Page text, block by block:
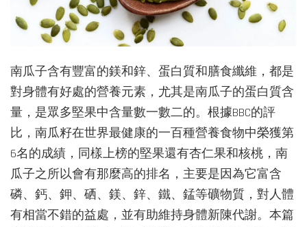
南瓜子含有豐富的鎂和鋅、蛋白質和膳食纖維，都是
對身體有好處的營養元素，尤其是南瓜子的蛋白質含
量，是眾多堅果中含量數一數二的。根據BBC的評
比，南瓜籽在世界最健康的一百種營養食物中榮獲第
6名的成績，同樣上榜的堅果還有杏仁果和核桃，南
瓜子之所以會有那麼高的排名，主要是因為它富含
磷、鈣、鉀、硒、鎂、鋅、鐵、錳等礦物質，對人體
有相當不錯的益處，並有助維持身體新陳代謝。本篇